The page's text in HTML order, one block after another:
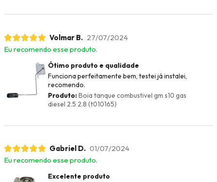
Volmar B. 27/07/2024
Eu recomendo esse produto.
Ótimo produto e qualidade
Funciona perfeitamente bem, testei já instalei,
recomendo.
Produto:Boia tanque combustivel gm s10 gas
diesel 2.5 2.8 (t010165)
Gabriel D. 01/07/2024
Eu recomendo esse produto.
Excelente produto